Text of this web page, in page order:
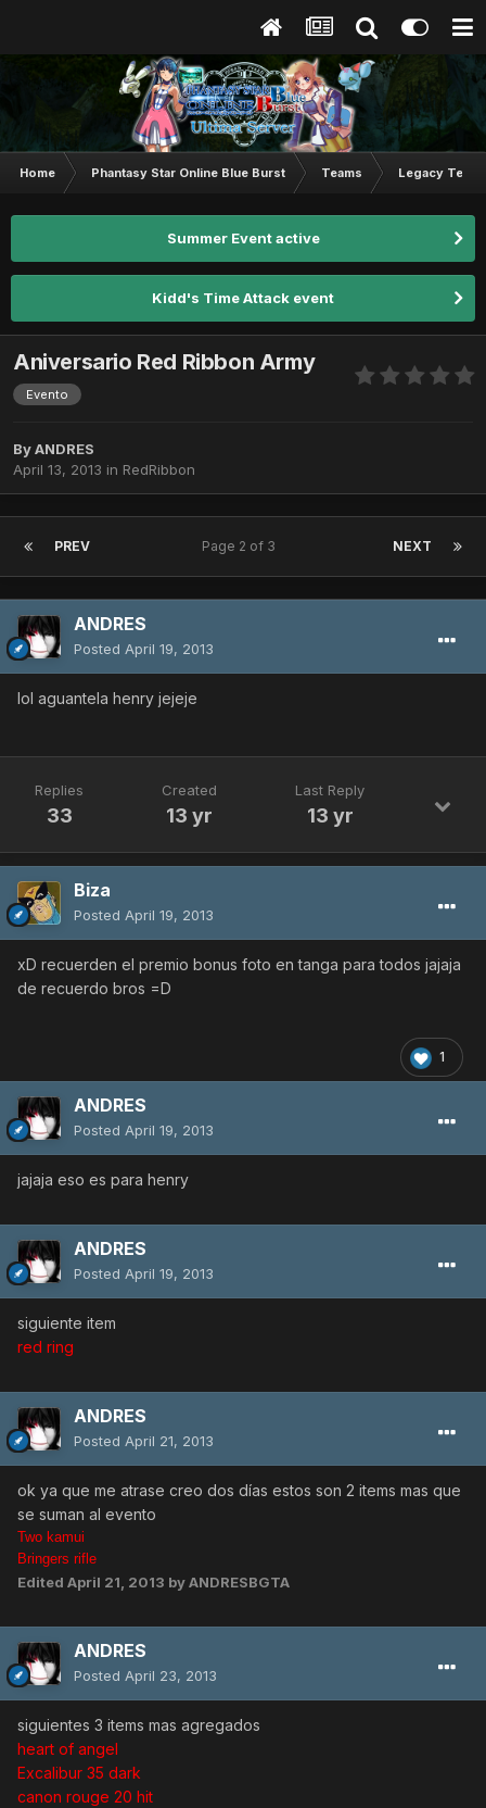
Home Phantasy Star Online Blue Burst Teams Legacy
Summer Event active
Kidd's Time Attack event
Aniversario Red Ribbon Army
Evento
ByANDRES
April 13, 2013 in RedRibbon
PREV NEXT
Page 2 of 3
ANDRES
Posted April 19, 2013
lol aguantela henry jejeje
Replies
33
Created
13 yr
Last Reply
13 yr
Biza
Posted April 19, 2013
xD recuerden el premio bonus foto en tanga para todos jajaja
de recuerdo bros =D
1
ANDRES
Posted April 19, 2013
jajaja eso es para henry
ANDRES
Posted April 19, 2013
siguiente item
red ring
ANDRES
Posted April 21, 2013
ok ya que me atrase creo dos días estos son 2 items mas que
se suman al evento
Two kamui
Bringers rifle
Edited April 21, 2013 by ANDRESBGTA
ANDRES
Posted April 23, 2013
siguientes 3 items mas agregados
heart of angel
Excalibur 35 dark
canon rouge 20 hit